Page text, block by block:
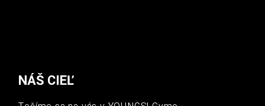
NÁŠ CIEĽ